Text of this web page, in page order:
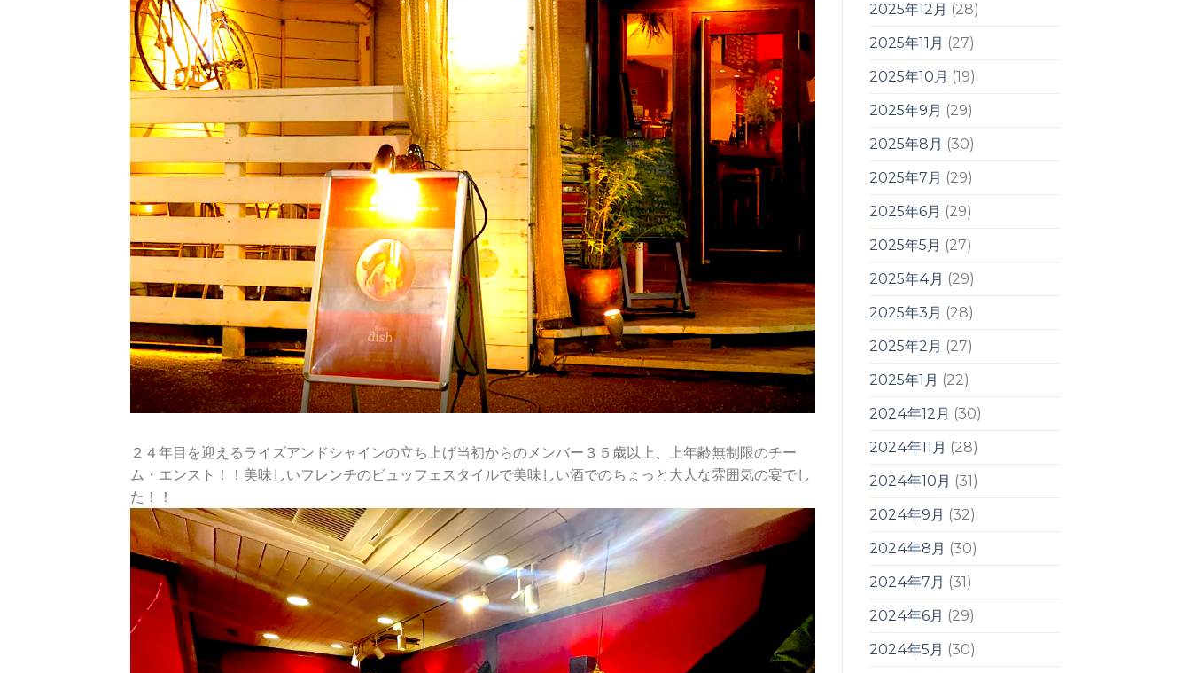
２４年目を迎えるライズアンドシャインの立ち上げ当初からのメンバー３５歳以上、上年齢無制限のチー
ム・エンスト！！美味しいフレンチのビュッフェスタイルで美味しい酒でのちょっと大人な雰囲気の宴でし
た！！
2025年12月 (28)
2025年11月 (27)
2025年10月 (19)
2025年9月 (29)
2025年8月 (30)
2025年7月 (29)
2025年6月 (29)
2025年5月 (27)
2025年4月 (29)
2025年3月 (28)
2025年2月 (27)
2025年1月 (22)
2024年12月 (30)
2024年11月 (28)
2024年10月 (31)
2024年9月 (32)
2024年8月 (30)
2024年7月 (31)
2024年6月 (29)
2024年5月 (30)